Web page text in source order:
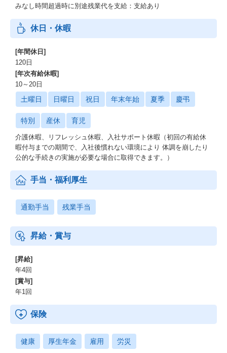
みなし時間超過時に別途残業代を支給：支給あり
休日・休暇
[年間休日]
120日
[年次有給休暇]
10～20日
土曜日 日曜日 祝日 年末年始 夏季 慶弔
特別 産休 育児
介護休暇、リフレッシュ休暇、入社サポート休暇（初回の有給休
暇付与までの期間で、入社後慣れない環境により 体調を崩したり
公的な手続きの実施が必要な場合に取得できます。）
手当・福利厚生
通勤手当 残業手当
昇給・賞与
[昇給]
年4回
[賞与]
年1回
保険
健康 厚生年金 雇用 労災